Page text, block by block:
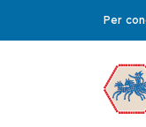
Per